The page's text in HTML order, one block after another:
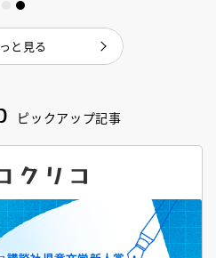
ピックアップ記事
と見る